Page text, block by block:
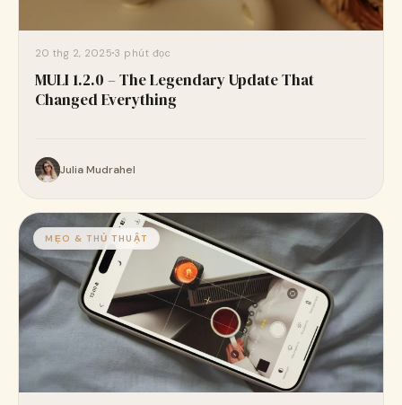
20 thg 2, 2025 3 phút đọc
MULI 1.2.0 – The Legendary Update That
Changed Everything
Julia Mudrahel
MẸO & THỦ THUẬT